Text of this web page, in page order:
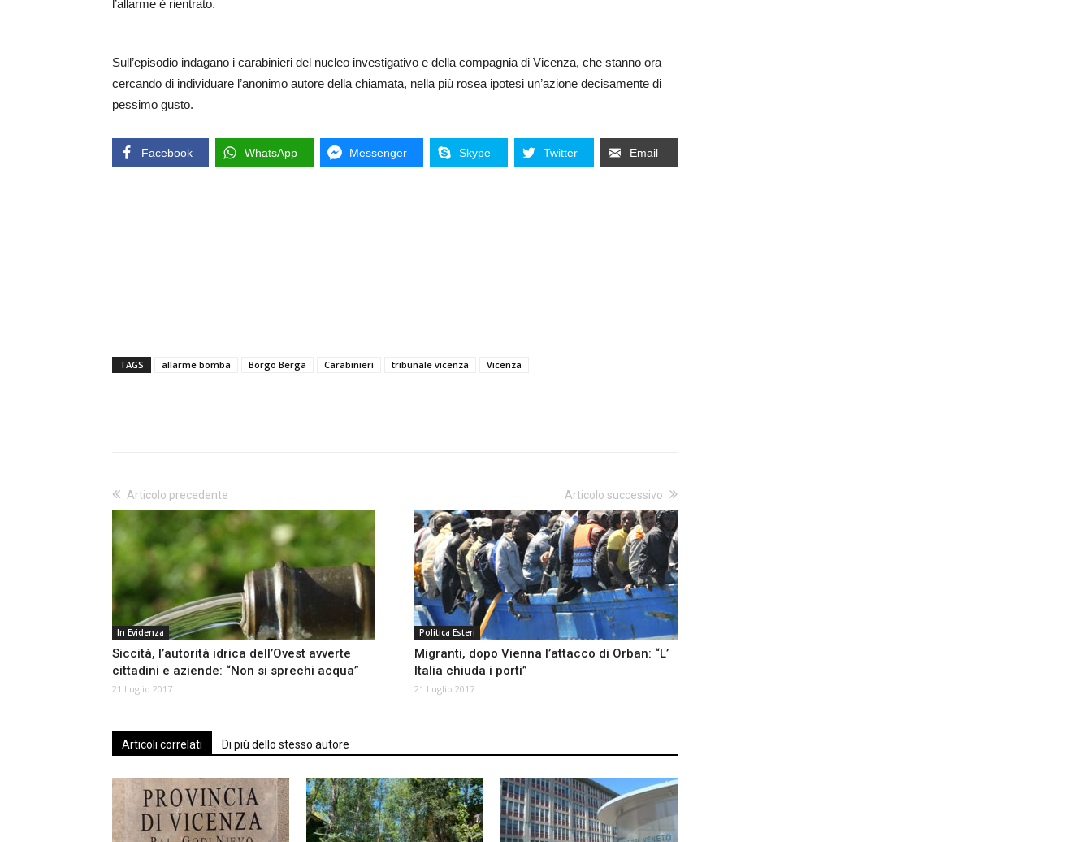
l’allarme è rientrato.
Sull’episodio indagano i carabinieri del nucleo investigativo e della compagnia di Vicenza, che stanno ora
cercando di individuare l’anonimo autore della chiamata, nella più rosea ipotesi un’azione decisamente di
pessimo gusto.
Facebook WhatsApp Messenger Skype Twitter Email
TAGS allarme bomba Borgo Berga Carabinieri tribunale vicenza Vicenza
Articolo precedente
In Evidenza
Siccità, l’autorità idrica dell’Ovest avverte
cittadini e aziende: “Non si sprechi acqua”
21 Luglio 2017
Articolo successivo
Politica Esteri
Migranti, dopo Vienna l’attacco di Orban: “L’
Italia chiuda i porti”
21 Luglio 2017
Articoli correlati Di più dello stesso autore